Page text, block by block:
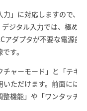
力」に対応しますので、
ジタル入力では、極め
アダプタが不要な電源部
す。
ャーモード」と「テキ
ただけます。前面には
機能」や「ワンタッチ